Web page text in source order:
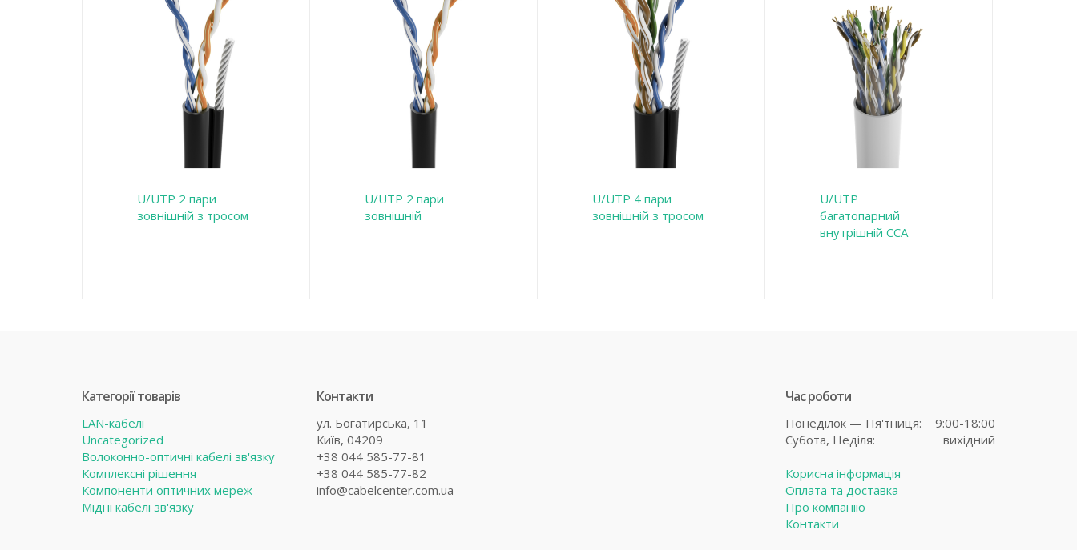
U/UTP 2 пари
зовнішній з тросом
U/UTP 2 пари
зовнішній
U/UTP 4 пари
зовнішній з тросом
U/UTP
багатопарний
внутрішній CCA
Категорії товарів
LAN-кабелі
Uncategorized
Волоконно-оптичні кабелі зв'язку
Комплексні рішення
Компоненти оптичних мереж
Мідні кабелі зв'язку
Контакти
ул. Богатирська, 11
Київ, 04209
+38 044 585-77-81
+38 044 585-77-82
info@cabelcenter.com.ua
Час роботи
Понеділок — Пя'тниця:
9:00-18:00
Субота, Неділя: вихідний
Корисна інформація
Оплата та доставка
Про компанію
Контакти